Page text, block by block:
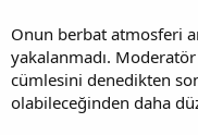
Onun berbat atmosferi
yakalanmadı.
cümlesini denedikten
olabileceğinden daha